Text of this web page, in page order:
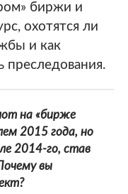
биржи и
охотятся ли
и как
преследования.
на «бирже
2015 года, но
2014-го, став
вы